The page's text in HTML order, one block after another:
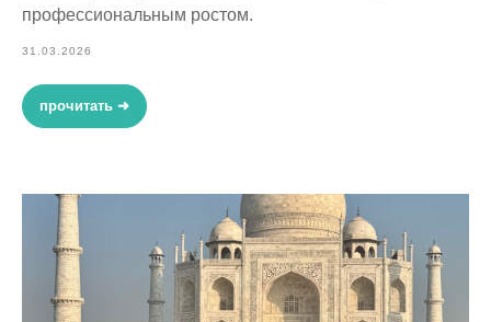
профессиональным ростом.
31.03.2026
прочитать ➜